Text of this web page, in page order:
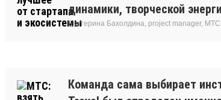
динамики, творческой
Екатерина Бахолдина, project manager, МТС
Команда сама выбирает